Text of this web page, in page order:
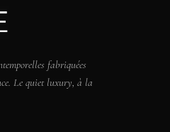
fabriquées
Le quiet luxury, à la